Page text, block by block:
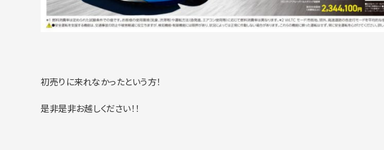
初売りに来れなかったという方！
是非是非お越しください！！